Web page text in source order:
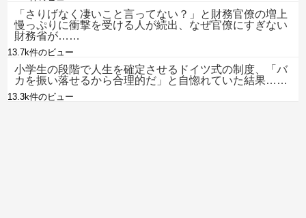
「さりげなく凄いこと言ってない？」と財務官僚の増上
慢っぷりに衝撃を受ける人が続出、なぜ官僚にすぎない
財務省が……
13.7k件のビュー
小学生の段階で人生を確定させるドイツ式の制度、「バ
カを振い落せるから合理的だ」と自惚れていた結果……
13.3k件のビュー